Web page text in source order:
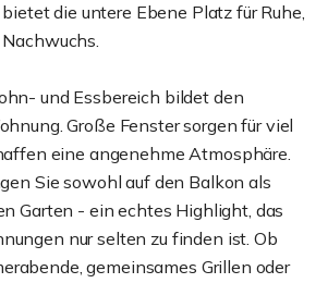
die untere Ebene Platz für Ruhe,
und Essbereich bildet den
Große Fenster sorgen für viel
eine angenehme Atmosphäre.
Sie sowohl auf den Balkon als
Garten - ein echtes Highlight, das
nur selten zu finden ist. Ob
gemeinsames Grillen oder